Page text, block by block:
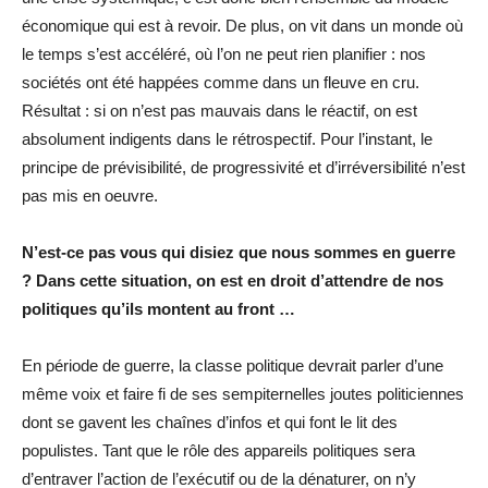
économique qui est à revoir. De plus, on vit dans un monde où
le temps s’est accéléré, où l’on ne peut rien planifier : nos
sociétés ont été happées comme dans un fleuve en cru.
Résultat : si on n’est pas mauvais dans le réactif, on est
absolument indigents dans le rétrospectif. Pour l’instant, le
principe de prévisibilité, de progressivité et d’irréversibilité n’est
pas mis en oeuvre.
N’est-ce pas vous qui disiez que nous sommes en guerre
? Dans cette situation, on est en droit d’attendre de nos
politiques qu’ils montent au front …
En période de guerre, la classe politique devrait parler d’une
même voix et faire fi de ses sempiternelles joutes politiciennes
dont se gavent les chaînes d’infos et qui font le lit des
populistes. Tant que le rôle des appareils politiques sera
d’entraver l’action de l’exécutif ou de la dénaturer, on n’y